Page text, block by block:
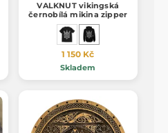
VALKNUT vikingská
černobílá mikina zipper
1 150 Kč
Skladem